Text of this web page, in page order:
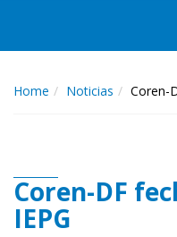
Home Noticias Coren-
Coren-DF
IEPG